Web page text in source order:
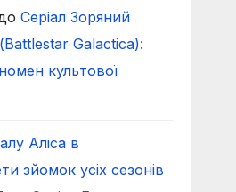
Серіал Зоряний
Galactica):
культової
Аліса в
зйомок усіх сезонів